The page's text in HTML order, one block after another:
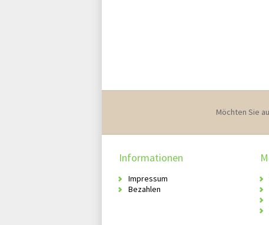
Möchten Sie
Informationen
Impressum
Bezahlen